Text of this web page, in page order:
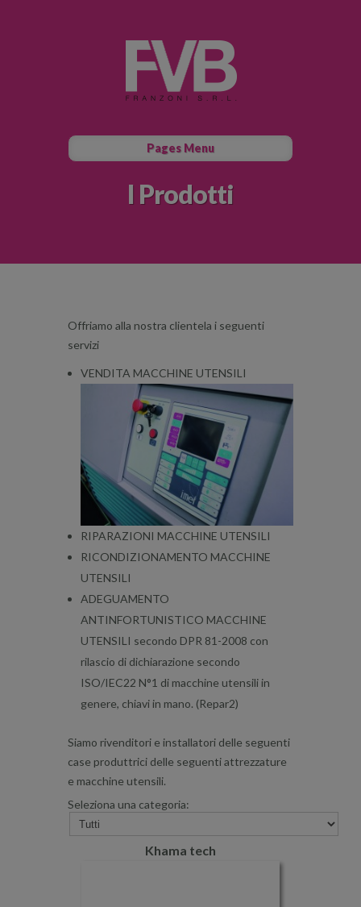
Pages Menu
I Prodotti
Offriamo alla nostra clientela i seguenti
servizi
VENDITA MACCHINE UTENSILI
RIPARAZIONI MACCHINE UTENSILI
RICONDIZIONAMENTO MACCHINE
UTENSILI
ADEGUAMENTO
ANTINFORTUNISTICO MACCHINE
UTENSILI secondo DPR 81-2008 con
rilascio di dichiarazione secondo
ISO/IEC22 N°1 di macchine utensili in
genere, chiavi in mano. (Repar2)
Siamo rivenditori e installatori delle seguenti
case produttrici delle seguenti attrezzature
e macchine utensili.
Seleziona una categoria:
Khama tech